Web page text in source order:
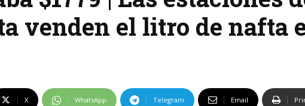
venden el litro de nafta
X WhatsApp Telegram Email